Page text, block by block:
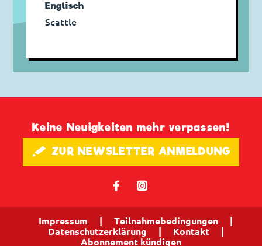
Englisch
Scattle
Keine Neuigkeiten mehr verpassen!
🖋 ZUR NEWSLETTER ANMELDUNG
𝖿 📷
Impressum Teilnahmebedingungen
Datenschutzerklärung
Kontakt
Abonnement kündigen